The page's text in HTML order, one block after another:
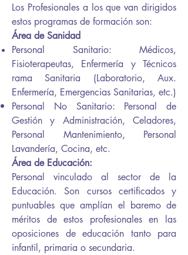
Los Profesionales a los que van dirigidos
estos programas de formación son:
Área de Sanidad
Personal Sanitario: Médicos,
Fisioterapeutas, Enfermería y Técnicos
rama Sanitaria (Laboratorio, Aux.
Enfermería, Emergencias Sanitarias, etc.)
Personal No Sanitario: Personal de
Gestión y Administración, Celadores,
Personal Mantenimiento, Personal
Lavandería, Cocina, etc.
Área de Educación:
Personal vinculado al sector de la
Educación. Son cursos certificados y
puntuables que amplían el baremo de
méritos de estos profesionales en las
oposiciones de educación tanto para
infantil, primaria o secundaria.